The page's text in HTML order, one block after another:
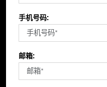
手机号码:
邮箱: